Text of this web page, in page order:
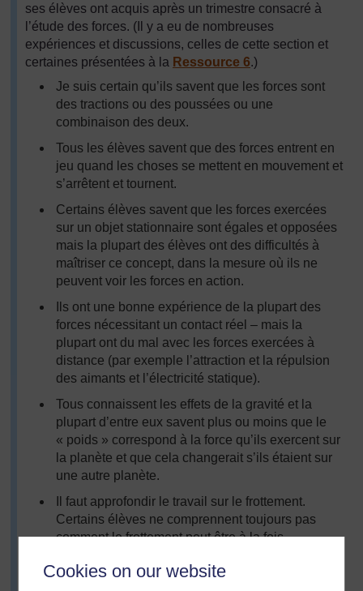
Cookies on our website
ses élèves ont acquis après un trimestre consacré à
l’étude des forces. (Il y a eu de nombreuses
expériences et discussions, celles de cette section et
certaines présentées à la Ressource 6.)
Je suis certain qu’ils savent que les forces sont
des tractions ou des poussées ou une
combinaison des deux.
Tous les élèves savent que des forces entrent en
jeu quand les choses se mettent en mouvement et
s’arrêtent et tournent.
Certains élèves savent que les forces exercées
sur un objet stationnaire sont égales et opposées
mais la plupart des élèves ont des difficultés à
maîtriser ce concept, dans la mesure où ils ne
peuvent voir les forces en action.
Ils ont une bonne expérience de la plupart des
forces nécessitant un contact réel – mais la
plupart ont du mal avec les forces exercées à
distance (par exemple l’attraction et la répulsion
des aimants et l’électricité statique).
Tous connaissent les effets de la gravité et la
plupart d’entre eux savent plus ou moins que le
« poids » correspond à la force qu’ils exercent sur
la planète et que cela changerait s’ils étaient sur
une autre planète.
Il faut approfondir le travail sur le frottement.
Certains élèves ne comprennent toujours pas
comment le frottement peut être à la fois
Nous devons améliorer nos modèles de mesure de